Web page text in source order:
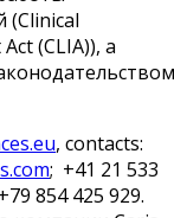
(Clinical
(CLIA)), а
, contacts:
; +41 21 533
854 425 929.